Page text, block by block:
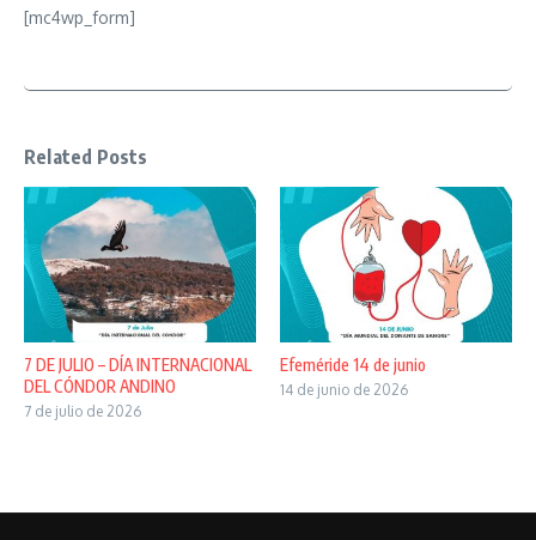
[mc4wp_form]
Related Posts
7 DE JULIO – DÍA INTERNACIONAL
DEL CÓNDOR ANDINO
7 de julio de 2026
Efeméride 14 de junio
14 de junio de 2026